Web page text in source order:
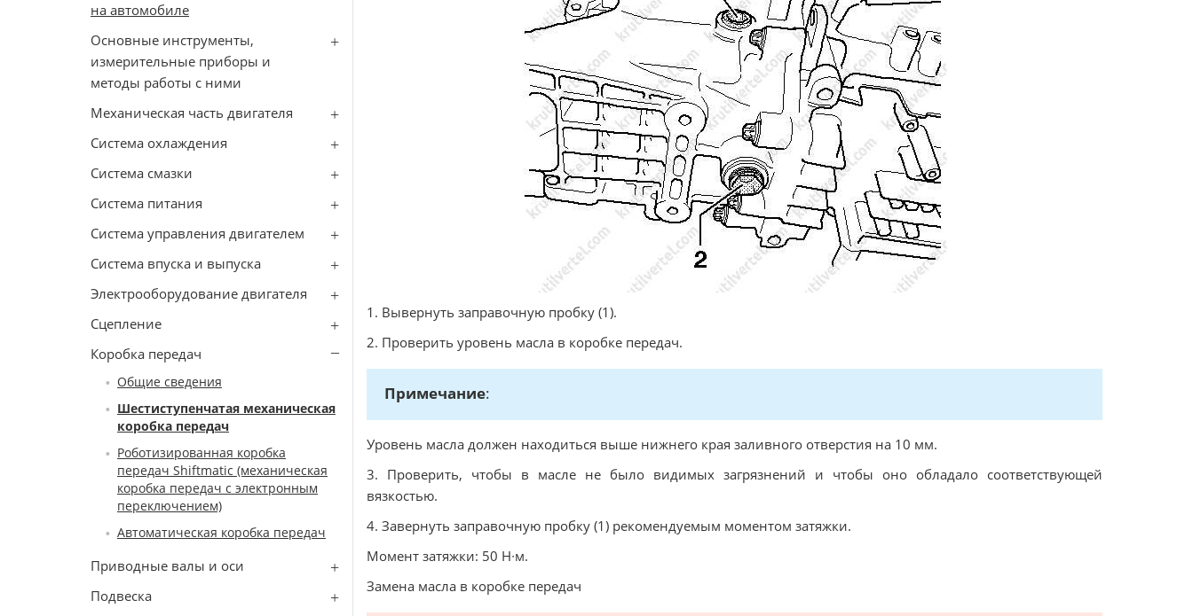
на автомобиле
Основные инструменты,
измерительные приборы и
методы работы с ними
Механическая часть двигателя
Система охлаждения
Система смазки
Система питания
Система управления двигателем
Система впуска и выпуска
Электрооборудование двигателя
Сцепление
Коробка передач
Общие сведения
Шестиступенчатая механическая
коробка передач
Роботизированная коробка
передач Shiftmatic (механическая
коробка передач с электронным
переключением)
Автоматическая коробка передач
Приводные валы и оси
Подвеска
1. Вывернуть заправочную пробку (1).
2. Проверить уровень масла в коробке передач.
Примечание:
Уровень масла должен находиться выше нижнего края заливного отверстия на 10 мм.
3. Проверить, чтобы в масле не было видимых загрязнений и чтобы оно обладало соответствующей
вязкостью.
4. Завернуть заправочную пробку (1) рекомендуемым моментом затяжки.
Момент затяжки: 50 Н∙м.
Замена масла в коробке передач